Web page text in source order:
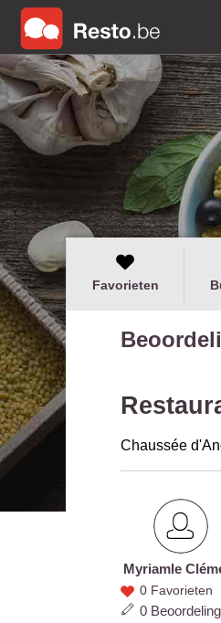
Favorieten
Chaussée
Myriam
le
Clément
Myriamle
0 Favorieten
0